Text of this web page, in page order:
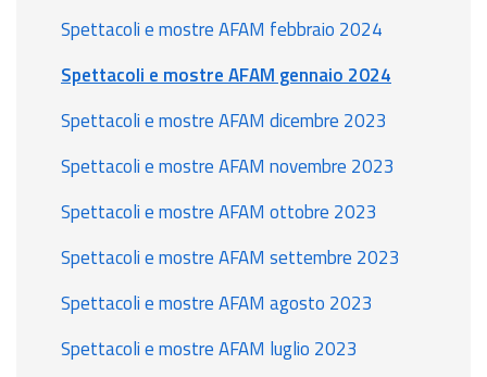
Spettacoli e mostre AFAM febbraio 2024
Spettacoli e mostre AFAM gennaio 2024
Spettacoli e mostre AFAM dicembre 2023
Spettacoli e mostre AFAM novembre 2023
Spettacoli e mostre AFAM ottobre 2023
Spettacoli e mostre AFAM settembre 2023
Spettacoli e mostre AFAM agosto 2023
Spettacoli e mostre AFAM luglio 2023